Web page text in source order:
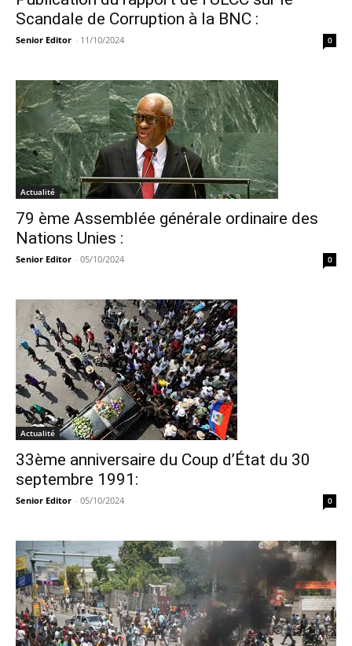
Scandale de Corruption à la BNC :
Senior Editor - 11/10/2024 0
Actualité
79 ème Assemblée générale ordinaire des
Nations Unies :
Senior Editor - 05/10/2024 0
Actualité
33ème anniversaire du Coup d’État du 30
septembre 1991:
Senior Editor - 05/10/2024 0